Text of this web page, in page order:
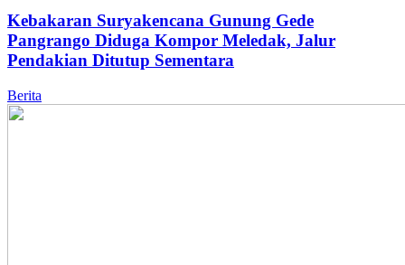
Kebakaran Suryakencana Gunung Gede
Pangrango Diduga Kompor Meledak, Jalur
Pendakian Ditutup Sementara
Berita